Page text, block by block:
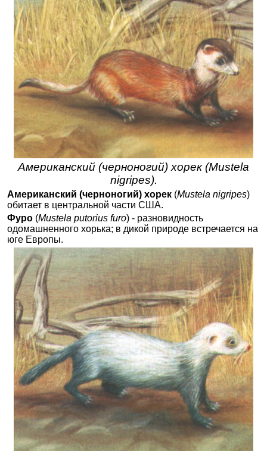
Американский (черноногий) хорек (Mustela
nigripes).
Американский (черноногий) хорек (Mustela nigripes)
обитает в центральной части США.
Фуро (Mustela putorius furo) - разновидность
одомашненного хорька; в дикой природе встречается на
юге Европы.